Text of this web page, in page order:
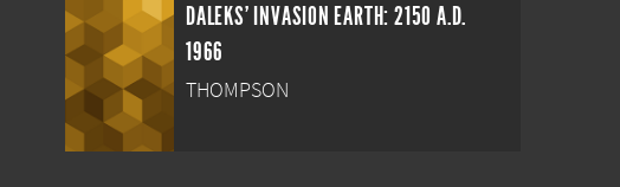
DALEKS' INVASION EARTH: 2150 A.D.
1966
THOMPSON